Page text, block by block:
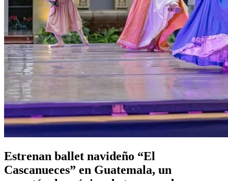
Estrenan ballet navideño “El
Cascanueces” en Guatemala, un